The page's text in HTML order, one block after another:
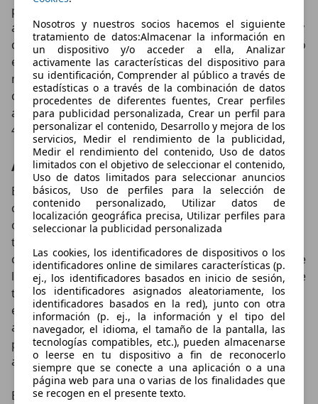
Nosotros y nuestros socios hacemos el siguiente
tratamiento de datos:Almacenar la información en
un dispositivo y/o acceder a ella, Analizar
activamente las características del dispositivo para
su identificación, Comprender al público a través de
estadísticas o a través de la combinación de datos
procedentes de diferentes fuentes, Crear perfiles
para publicidad personalizada, Crear un perfil para
personalizar el contenido, Desarrollo y mejora de los
servicios, Medir el rendimiento de la publicidad,
Medir el rendimiento del contenido, Uso de datos
limitados con el objetivo de seleccionar el contenido,
Uso de datos limitados para seleccionar anuncios
básicos, Uso de perfiles para la selección de
contenido personalizado, Utilizar datos de
localización geográfica precisa, Utilizar perfiles para
seleccionar la publicidad personalizada
Las cookies, los identificadores de dispositivos o los
identificadores online de similares características (p.
ej., los identificadores basados en inicio de sesión,
los identificadores asignados aleatoriamente, los
identificadores basados en la red), junto con otra
información (p. ej., la información y el tipo del
navegador, el idioma, el tamaño de la pantalla, las
tecnologías compatibles, etc.), pueden almacenarse
o leerse en tu dispositivo a fin de reconocerlo
siempre que se conecte a una aplicación o a una
página web para una o varias de los finalidades que
se recogen en el presente texto.
paragolpes exclusivos con protecciones en aluminio o
a la tira de plástico que recubre toda la parte inferior y
que es tan característica de los todocaminos. Todo ello
envuelto en unas dimensiones que, por cierto, son
más grandes que las de su predecesor. En concreto
crece 5,5 cm a lo largo y 0,5 a lo alto, manteniendo su
anchura y dejando sus cotas, respectivamente, en los
4,19, 1,60 y 1,80 metros.
Amplio, sin duda
En el habitáculo ese crecimiento exterior tiene
consecuencias en un mayor espacio para los
ocupantes. KIA nos dice que solo la altura libre al
techo de la segunda fila se ve reducida en
comparación con el anterior (debido a la colocación de
las baterías), pero tanto la zona delantera como, sobre
todo, el maletero aumentan su amplitud. En cuanto a
este último 34 son los litros que gana frente al
anterior e-Soul, dejando el dato en 315, volumen que
puede pasar a ser de 1.339 litros con la segunda fila
abatida, dejando además un piso plano.
En el puesto de conducción, piloto y acompañante